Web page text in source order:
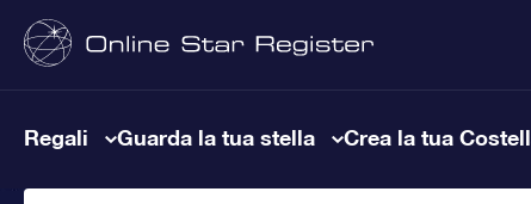
Regali Guarda la tua stella Crea la tua